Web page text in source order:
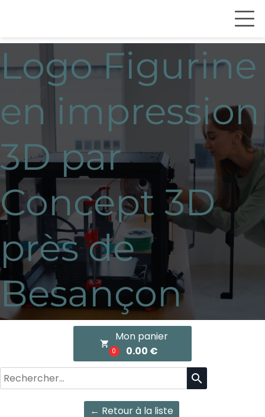
Logo Figurine
en impression
3D par
Concept 3D
près de
Besançon
local_grocery_store
0
Mon panier
0.00 €
search
← Retour à la liste